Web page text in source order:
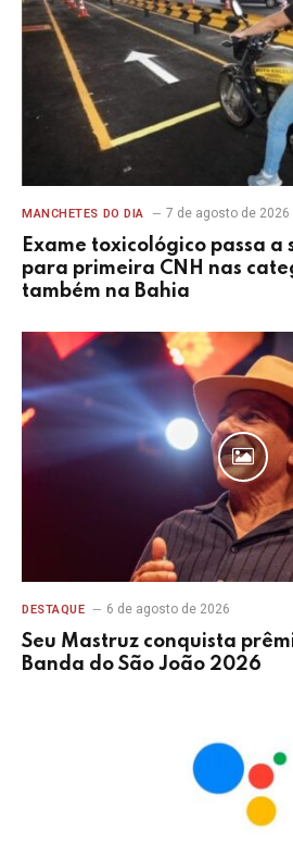
MANCHETES DO DIA 7 de agosto de 2026
Exame toxicológico passa
para primeira CNH nas
também na Bahia
DESTAQUE 6 de agosto de 2026
Seu Mastruz conquista
Banda do São João 2026